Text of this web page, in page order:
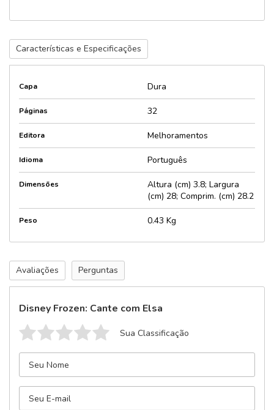
Características e Especificações
Capa Dura
Páginas 32
Editora Melhoramentos
Idioma Português
Dimensões
Altura (cm) 3.8; Largura
(cm) 28; Comprim. (cm) 28.2
Peso 0.43 Kg
Avaliações Perguntas
Disney Frozen: Cante com Elsa
Sua Classificação